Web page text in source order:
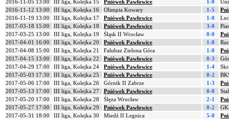
2016-11-05 13:00
III liga, Kolejka 15 Pniówek Pawłowice 1-0
2016-11-12 13:00
III liga, Kolejka 16 Olimpia Kowary 1-5
2016-11-19 13:00
III liga, Kolejka 17 Pniówek Pawłowice 1-0
2017-03-18 15:00
III liga, Kolejka 18 Pniówek Pawłowice 3-0
2017-03-25 13:00
III liga, Kolejka 19 Śląsk II Wrocław 0-0
2017-04-01 16:00
III liga, Kolejka 20 Pniówek Pawłowice 1-0
2017-04-08 15:00
III liga, Kolejka 21 Falubaz Zielona Góra 1-0
2017-04-15 13:00
III liga, Kolejka 22 Pniówek Pawłowice 0-3
2017-04-29 17:00
III liga, Kolejka 24 Pniówek Pawłowice 1-4
2017-05-03 17:30
III liga, Kolejka 25 Pniówek Pawłowice 0-2
2017-05-06 17:00
III liga, Kolejka 26 Górnik II Zabrze 1-3
2017-05-13 17:00
III liga, Kolejka 27 Pniówek Pawłowice 0-0
2017-05-20 17:00
III liga, Kolejka 28 Ślęza Wrocław 2-1
2017-05-27 17:00
III liga, Kolejka 29 Pniówek Pawłowice 0-2
2017-05-31 18:00
III liga, Kolejka 30 Miedź II Legnica 5-0